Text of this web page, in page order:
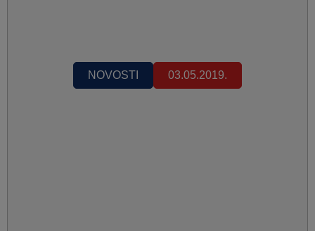
NOVOSTI 03.05.2019.